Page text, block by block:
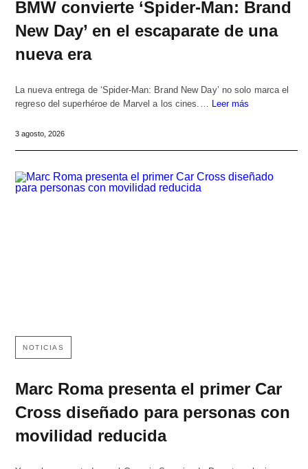
BMW convierte ‘Spider-Man: Brand
New Day’ en el escaparate de una
nueva era
La nueva entrega de ‘Spider-Man: Brand New Day’ no solo marca el
regreso del superhéroe de Marvel a los cines.… Leer más
3 agosto, 2026
NOTICIAS
Marc Roma presenta el primer Car
Cross diseñado para personas con
movilidad reducida